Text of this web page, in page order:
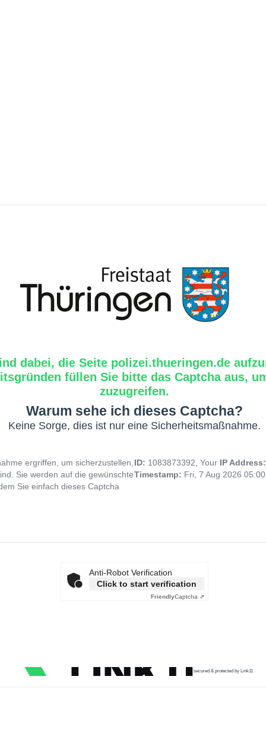
dabei, die Seite polizei.thueringen.de
füllen Sie bitte das Captcha aus,
zuzugreifen.
Warum sehe ich dieses Captcha?
Keine Sorge, dies ist nur eine Sicherheitsmaßnahme.
ergriffen, um sicherzustellen,
Sie werden auf die gewünschte
Sie einfach dieses Captcha
ID: 1083873392, Your IP
Timestamp: Fri, 7 Aug 2026
Anti-Robot Verification
Click to start verification
FriendlyCaptcha ⇗
secured & protected by Link11